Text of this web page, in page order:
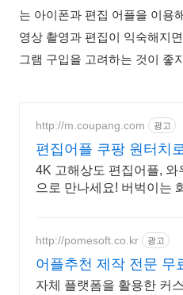
는 아이폰과 편집 어플을 이용
영상 촬영과 편집이 익숙해지면
그램 구입을 고려하는 것이 좋
http://m.coupang.com 광고
편집어플 쿠팡 원터치
4K 고해상도 편집어플,
으로 만나세요! 버벅이는
http://pomesoft.co.kr 광고
어플추천 제작 전문 무
요.
자체 플랫폼을 활용한 커